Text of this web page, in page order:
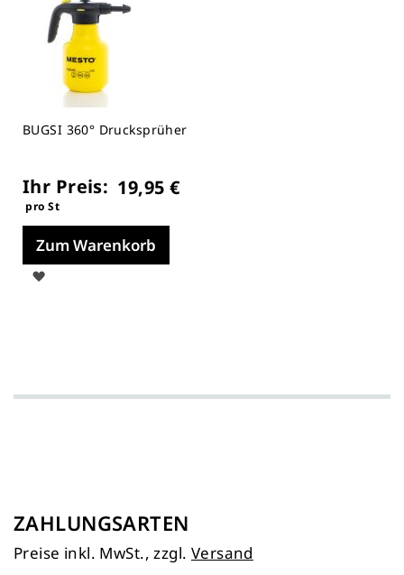
BUGSI 360° Drucksprüher
Ihr Preis: 19,95 €
pro St
Zum Warenkorb
ZAHLUNGSARTEN
Preise inkl. MwSt., zzgl. Versand